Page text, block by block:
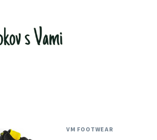
VM FOOTWEAR